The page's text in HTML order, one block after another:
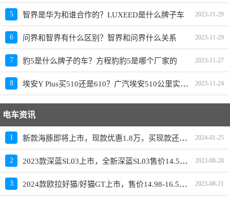
5 智界是华为和谁合作的？LUXEED是什么牌子车 2023-11-29
6 问界和智界有什么区别？智界和问界什么关系 2023-11-29
7 豹5是什么牌子的车？方程豹豹5是哪个厂家的 2023-11-27
8 埃安Y Plus买510还是610？广汽埃安510公里实际跑多远 2023-11-24
电车资讯
1 新款海豚即将上市，现款优惠1.8万，买现款还是再等等 2024-01-25
2 2023款深蓝SL03上市，全新深蓝SL03售价14.59-19.19万元 2023-08-28
3 2024款欧拉好猫/好猫GT上市，售价14.98-16.58万元 2023-08-21